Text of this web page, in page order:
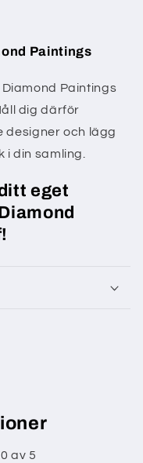
Paintings
Paintings
dig därför
designer och lägg
i din samling.
eget
av 5